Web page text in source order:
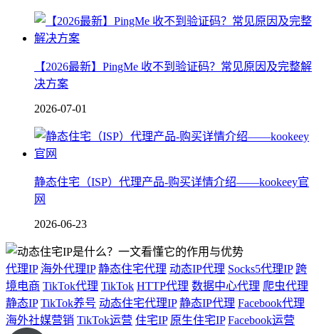
【2026最新】PingMe 收不到验证码？常见原因及完整解
决方案
2026-07-01
静态住宅（ISP）代理产品-购买详情介绍——kookeey官
网
2026-06-23
代理IP 海外代理IP 静态住宅代理 动态IP代理 Socks5代理IP 跨
境电商 TikTok代理 TikTok HTTP代理 数据中心代理 爬虫代理
静态IP TikTok养号 动态住宅代理IP 静态IP代理 Facebook代理
海外社媒营销 TikTok运营 住宅IP 原生住宅IP Facebook运营